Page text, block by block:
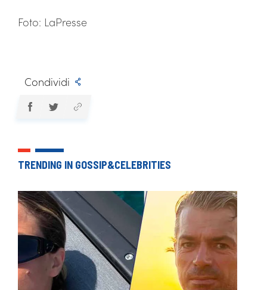
Foto: LaPresse
Condividi
TRENDING IN GOSSIP&CELEBRITIES